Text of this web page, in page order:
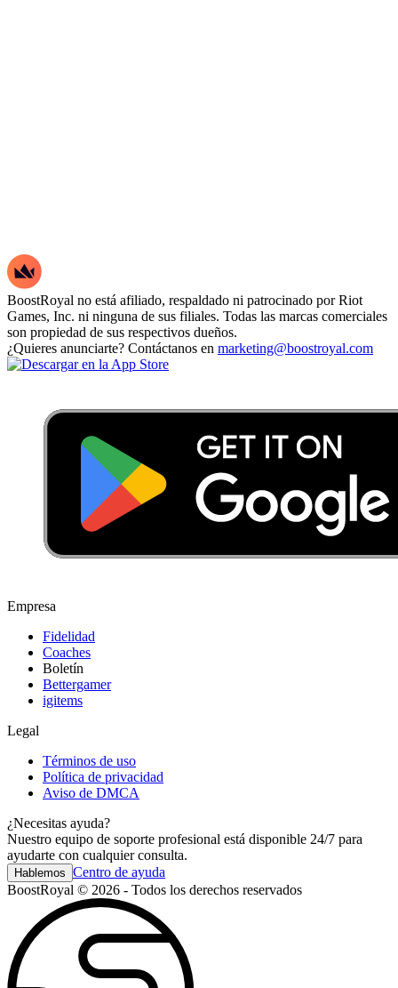
BoostRoyal no está afiliado, respaldado ni patrocinado por Riot
Games, Inc. ni ninguna de sus filiales. Todas las marcas comerciales
son propiedad de sus respectivos dueños.
¿Quieres anunciarte? Contáctanos en marketing@boostroyal.com
Empresa
Fidelidad
Coaches
Boletín
Bettergamer
igitems
Legal
Términos de uso
Política de privacidad
Aviso de DMCA
¿Necesitas ayuda?
Nuestro equipo de soporte profesional está disponible 24/7 para
ayudarte con cualquier consulta.
Hablemos Centro de ayuda
BoostRoyal © 2026 - Todos los derechos reservados